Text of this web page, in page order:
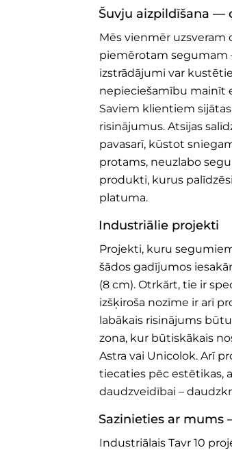
Šuvju aizpildīšana —
Mēs vienmēr
piemērotam segumam
izstrādājumi var
nepieciešamību mainīt
Saviem klientiem
risinājumus. Atsijas
pavasarī, kūstot
protams, neuzlabo
produkti, kurus
platuma.
Industriālie projekti
Projekti, kuru
šādos gadījumos
(8 cm). Otrkārt, tie ir
izšķiroša nozīme ir arī
labākais risinājums
zona, kur būtiskākais
Astra vai Unicolok. Arī
tiecaties pēc estētikas,
daudzveidībai –
Sazinieties ar mums
Industriālais Tavr 10